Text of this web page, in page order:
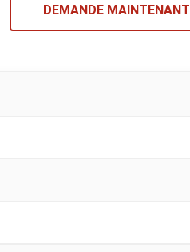
DEMANDE MAINTENANT